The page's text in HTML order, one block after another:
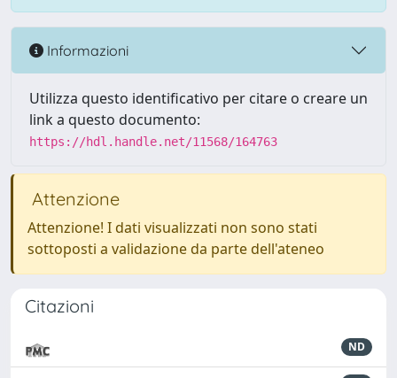
Informazioni
Utilizza questo identificativo per citare o creare un
link a questo documento:
https://hdl.handle.net/11568/164763
Attenzione
Attenzione! I dati visualizzati non sono stati
sottoposti a validazione da parte dell'ateneo
Citazioni
ND